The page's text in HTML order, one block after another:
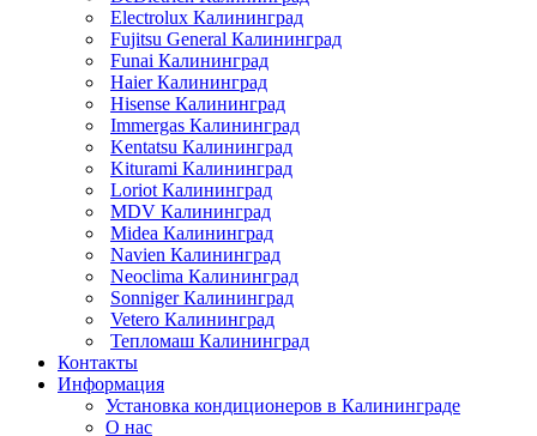
Electrolux Калининград
Fujitsu General Калининград
Funai Калининград
Haier Калининград
Hisense Калининград
Immergas Калининград
Kentatsu Калининград
Kiturami Калининград
Loriot Калининград
MDV Калининград
Midea Калининград
Navien Калининград
Neoclima Калининград
Sonniger Калининград
Vetero Калининград
Тепломаш Калининград
Контакты
Информация
Установка кондиционеров в Калининграде
О нас